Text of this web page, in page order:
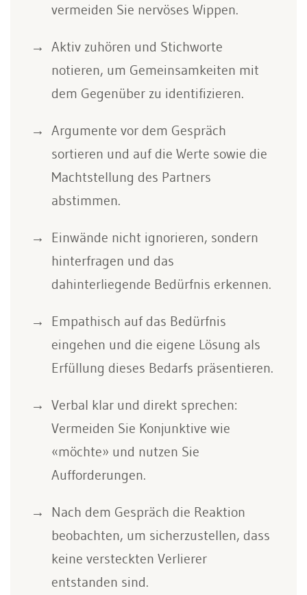
vermeiden Sie nervöses Wippen.
Aktiv zuhören und Stichworte
notieren, um Gemeinsamkeiten mit
dem Gegenüber zu identifizieren.
Argumente vor dem Gespräch
sortieren und auf die Werte sowie die
Machtstellung des Partners
abstimmen.
Einwände nicht ignorieren, sondern
hinterfragen und das
dahinterliegende Bedürfnis erkennen.
Empathisch auf das Bedürfnis
eingehen und die eigene Lösung als
Erfüllung dieses Bedarfs präsentieren.
Verbal klar und direkt sprechen:
Vermeiden Sie Konjunktive wie
«möchte» und nutzen Sie
Aufforderungen.
Nach dem Gespräch die Reaktion
beobachten, um sicherzustellen, dass
keine versteckten Verlierer
entstanden sind.